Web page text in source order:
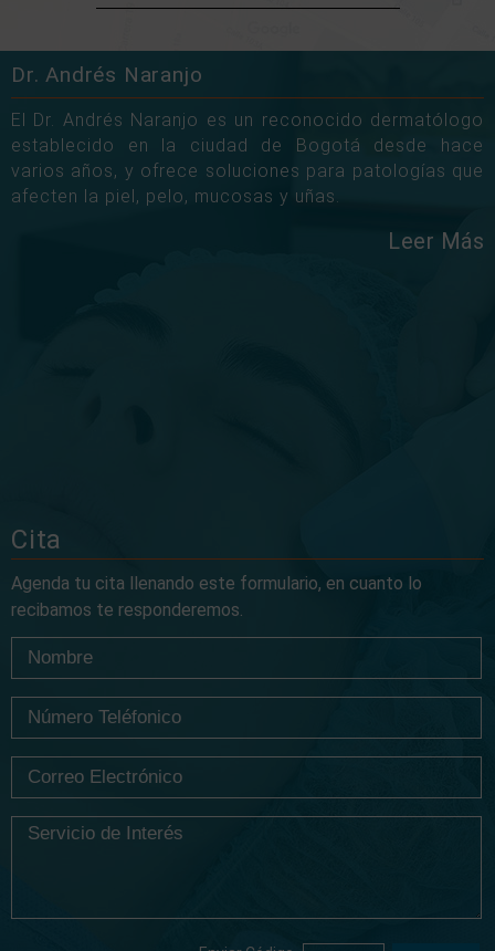
Dr. Andrés Naranjo
El Dr. Andrés Naranjo es un reconocido dermatólogo
establecido en la ciudad de Bogotá desde hace
varios años, y ofrece soluciones para patologías que
afecten la piel, pelo, mucosas y uñas.
Leer Más
Cita
Agenda tu cita llenando este formulario, en cuanto lo
recibamos te responderemos.